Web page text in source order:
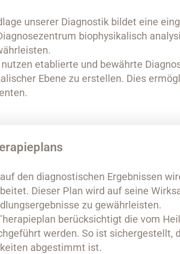
unserer Diagnostik bildet eine
biophysikalisch
etablierte und bewährte
Ebene zu erstellen. Dies
den diagnostischen Ergebnissen
Dieser Plan wird auf seine
zu gewährleisten.
berücksichtigt die vom
werden. So ist sichergestellt,
abgestimmt ist.